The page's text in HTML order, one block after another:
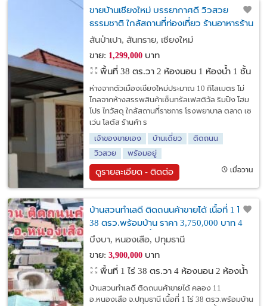
ขายบ้านเชียงใหม่ บรรยากาศดี วิวสวย
ธรรมชาติ ใกล้สถานที่ท่องเที่ยว ร้านอาหารร้าน
กาแฟ
สันป่าเปา, สันทราย, เชียงใหม่
ขาย: 1,299,000บาท
พื้นที่ 38 ตร.วา 2 ห้องนอน 1 ห้องน้ำ 1 ชั้น
ห่างจากตัวเมืองเชียงใหม่ประมาณ 10 กิโลเมตร ไม่
ไกลจากห้างสรรพสินค้าเซ็นทรัลเฟสติวัล ริมปิง โฮม
โปร ไทวัสดุ ใกล้สถานที่ราชการ โรงพยาบาล ตลาด เซ
เว่น โลตัส ร้านค้า ร
เจ้าของขายเอง
บ้านเดี่ยว
ติดถนน
วิวสวย
พร้อมอยู่
ดูรายละเอียด - ติดต่อ เมื่อวาน
บ้านสวนทำเลดี ติดถนนค้าขายได้ เนื้อที่ 1 ไร่
38 ตรว.พร้อมบ้าน ราคา 3,750,000 บาท 4
ห้องนอน 2 ห้องน้ำ 1 ห้องครัว
บึงบา, หนองเสือ, ปทุมธานี
ขาย: 3,900,000บาท
พื้นที่ 1 ไร่ 38 ตร.วา 4 ห้องนอน 2 ห้องน้ำ
บ้านสวนทำเลดี ติดถนนค้าขายได้ คลอง 11
อ.หนองเสือ จ.ปทุมธานี เนื้อที่ 1 ไร่ 38 ตรว.พร้อมบ้าน